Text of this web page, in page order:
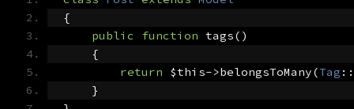
{
public
function tags()
{
return $this->belongsToMany(Tag ::
}